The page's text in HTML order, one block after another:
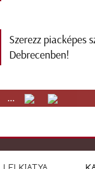
Szerezz piacképes
Debrecenben!
...